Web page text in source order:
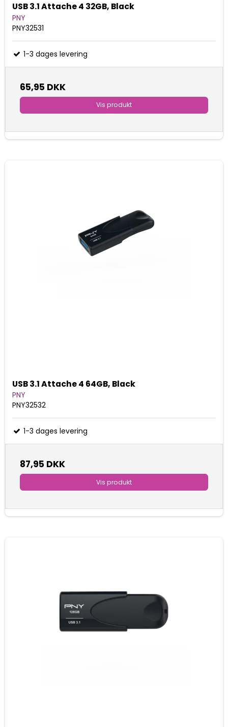
USB 3.1 Attache 4 32GB, Black
PNY
PNY32531
1-3 dages levering
65,95 DKK
Vis produkt
USB 3.1 Attache 4 64GB, Black
PNY
PNY32532
1-3 dages levering
87,95 DKK
Vis produkt